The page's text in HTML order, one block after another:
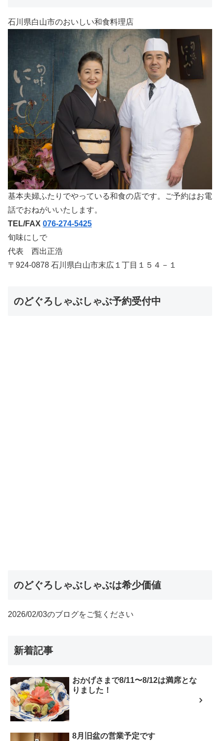
石川県白山市のおいしい和食料理店
基本夫婦ふたりでやっている和食の店です。ご予約はお電
話でおねがいいたします。
TEL/FAX 076-274-5425
旬味にしで
代表 西出正浩
〒924-0878 石川県白山市末広１丁目１５４－１
のどぐろしゃぶしゃぶ予約受付中
のどぐろしゃぶしゃぶは希少価値
2026/02/03のブログをご覧ください
新着記事
おかげさまで8/11〜8/12は満席とな
りました！
8月旧盆の営業予定です